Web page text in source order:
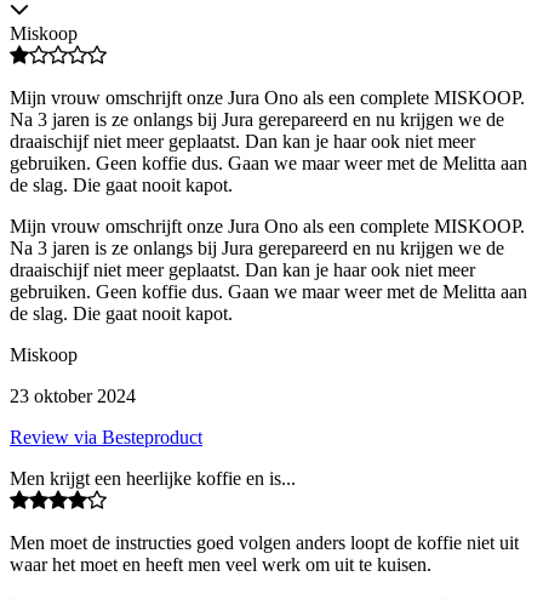
Miskoop
Mijn vrouw omschrijft onze Jura Ono als een complete MISKOOP.
Na 3 jaren is ze onlangs bij Jura gerepareerd en nu krijgen we de
draaischijf niet meer geplaatst. Dan kan je haar ook niet meer
gebruiken. Geen koffie dus. Gaan we maar weer met de Melitta aan
de slag. Die gaat nooit kapot.
Mijn vrouw omschrijft onze Jura Ono als een complete MISKOOP.
Na 3 jaren is ze onlangs bij Jura gerepareerd en nu krijgen we de
draaischijf niet meer geplaatst. Dan kan je haar ook niet meer
gebruiken. Geen koffie dus. Gaan we maar weer met de Melitta aan
de slag. Die gaat nooit kapot.
Miskoop
23 oktober 2024
Review via Besteproduct
Men krijgt een heerlijke koffie en is...
Men moet de instructies goed volgen anders loopt de koffie niet uit
waar het moet en heeft men veel werk om uit te kuisen.